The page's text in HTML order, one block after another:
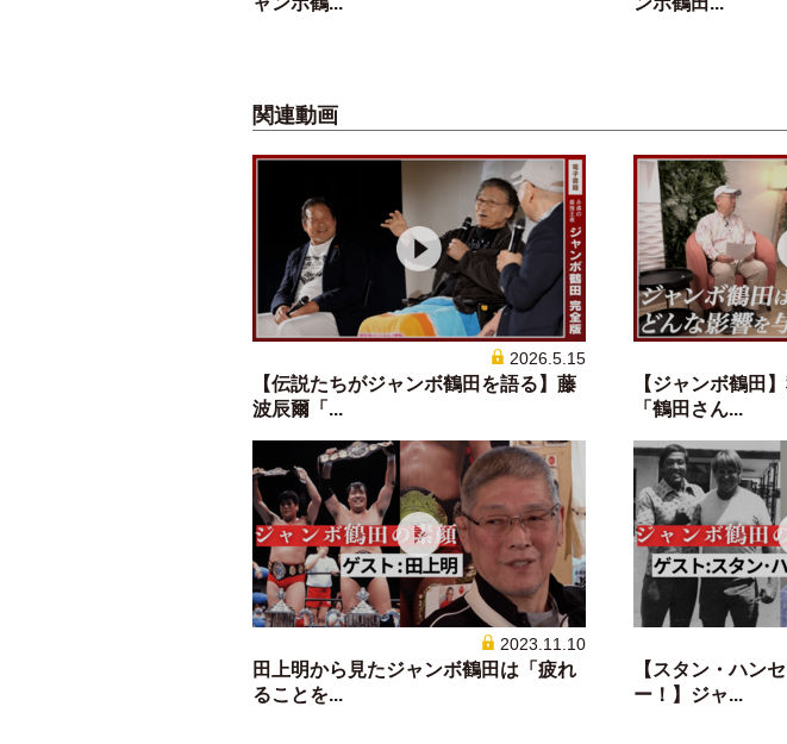
関連動画
2026.5.15
【伝説たちがジャンボ鶴田を語る】藤
波辰爾「...
【ジャンボ鶴田
「鶴田さん...
2023.11.10
田上明から見たジャンボ鶴田は「疲れ
ることを...
【スタン・ハン
ー！】ジャ...